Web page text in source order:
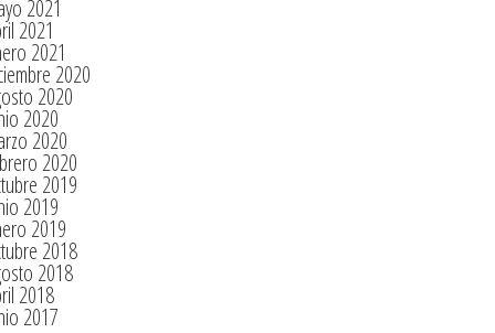
2021
2021
2021
2020
2020
2020
2020
2020
2019
2019
2019
2018
2018
2018
2017